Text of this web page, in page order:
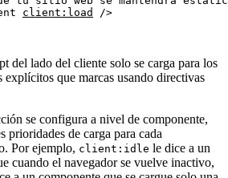
client:load />
del lado del cliente solo se carga para los
explícitos que marcas usando directivas
se configura a nivel de componente,
prioridades de carga para cada
Por ejemplo, client:idle le dice a un
cuando el navegador se vuelve inactivo,